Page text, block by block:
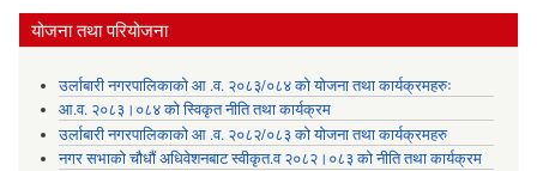
योजना तथा परियोजना
उर्लाबारी नगरपालिकाको आ .व. २०८३/०८४ को योजना तथा कार्यक्रमहरुः
आ.व. २०८३।०८४ को स्विकृत नीति तथा कार्यक्रम
उर्लाबारी नगरपालिकाको आ .व. २०८२/०८३ को योजना तथा कार्यक्रमहरु
नगर सभाको चौधौं अधिवेशनबाट स्वीकृत.व २०८२।०८३ को नीति तथा कार्यक्रम